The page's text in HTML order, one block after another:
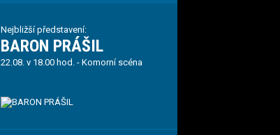
Nejbližší představení:
BARON PRÁŠIL
22.08. v 18.00 hod. - Komorní scéna